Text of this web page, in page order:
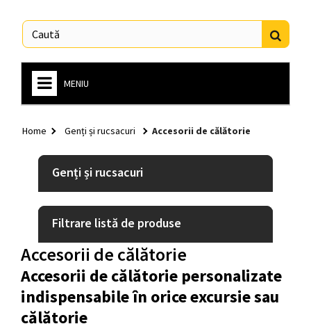
MENIU
GENȚI ȘI RUCSACURI
GADGETURI
PIXURI
+
BIROU
CASĂ ȘI GRĂDINĂ
Home Genți și rucsacuri Accesorii de călătorie
Genți și rucsacuri
Filtrare listă de produse
Accesorii de călătorie
Accesorii de călătorie personalizate
indispensabile în orice excursie sau
călătorie